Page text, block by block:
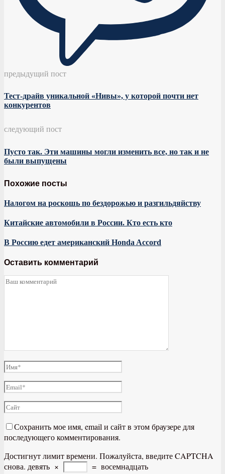
предыдущий пост
Тест-драйв уникальной «Нивы», у которой почти нет
конкурентов
следующий пост
Пусто так. Эти машины могли изменить все, но так и не
были выпущены
Похожие посты
Налогом на роскошь по бездорожью и разгильдяйству
Китайские автомобили в России. Кто есть кто
В Россию едет американский Honda Accord
Оставить комментарий
Сохранить мое имя, email и сайт в этом браузере для
последующего комментирования.
Достигнут лимит времени. Пожалуйста, введите CAPTCHA
снова. девять × = восемнадцать